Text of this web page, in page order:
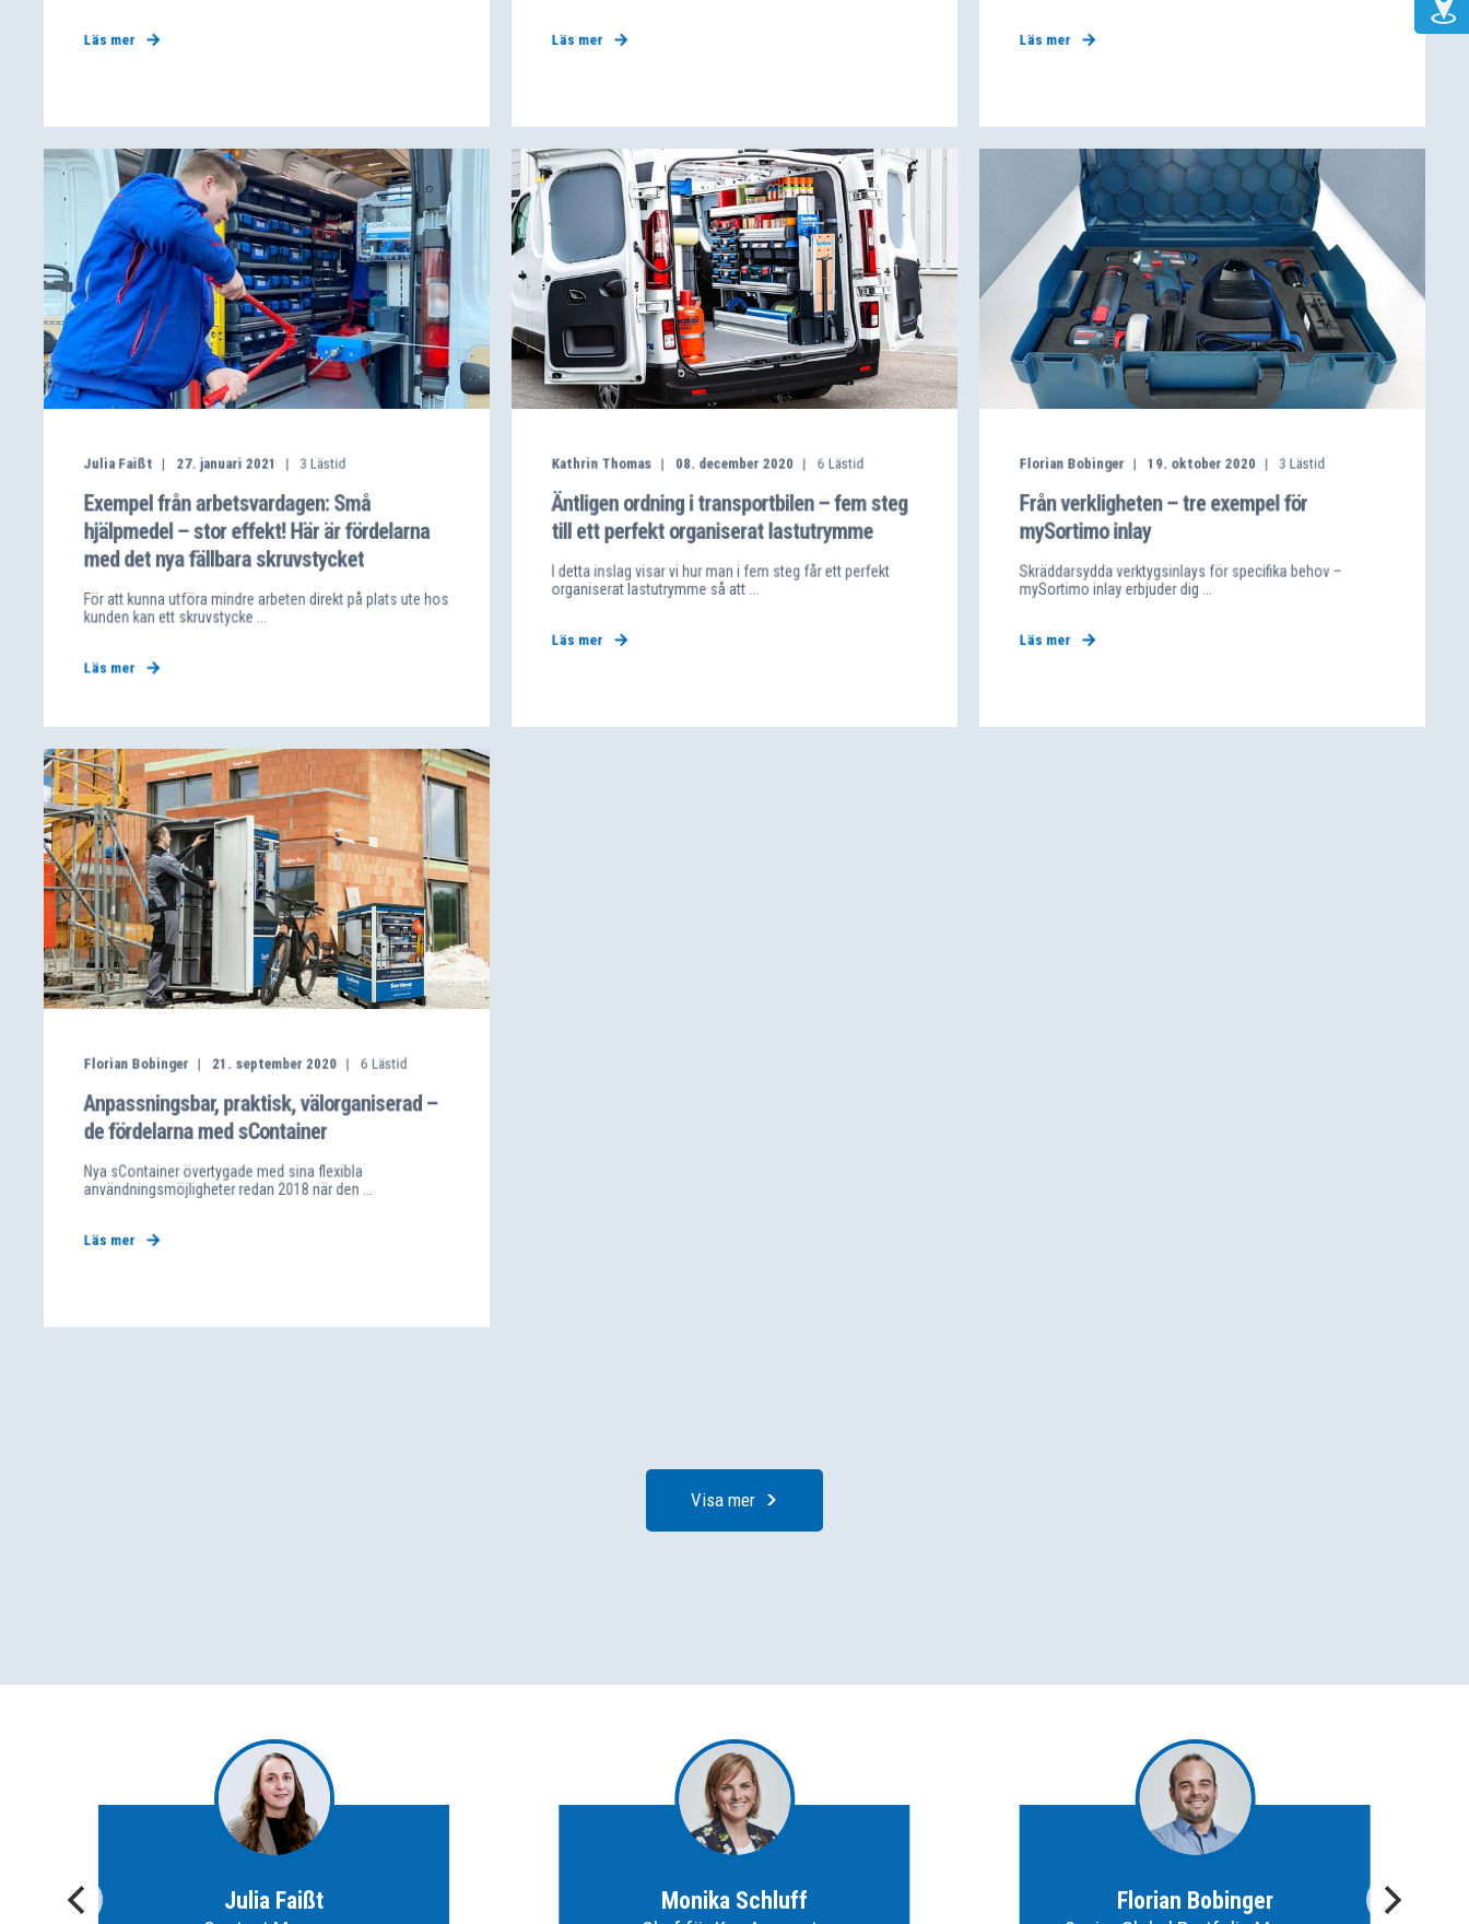
Läs mer Läs mer Läs mer
Julia Faißt 27. januari 2021 3 Lästid
Exempel från arbetsvardagen: Små
hjälpmedel – stor effekt! Här är fördelarna
med det nya fällbara skruvstycket
För att kunna utföra mindre arbeten direkt på plats ute hos
kunden kan ett skruvstycke ...
Läs mer
Kathrin Thomas 08. december 2020 6 Lästid
Äntligen ordning i transportbilen – fem steg
till ett perfekt organiserat lastutrymme
I detta inslag visar vi hur man i fem steg får ett perfekt
organiserat lastutrymme så att ...
Läs mer
Florian Bobinger 19. oktober 2020 3 Lästid
Från verkligheten – tre exempel för
mySortimo inlay
Skräddarsydda verktygsinlays för specifika behov –
mySortimo inlay erbjuder dig ...
Läs mer
Florian Bobinger 21. september 2020 6Lästid
Anpassningsbar, praktisk, välorganiserad –
de fördelarna med sContainer
Nya sContainer övertygade med sina flexibla
användningsmöjligheter redan 2018 när den ...
Läs mer
Visa mer
Julia Faißt Monika Schluff Florian Bobinger